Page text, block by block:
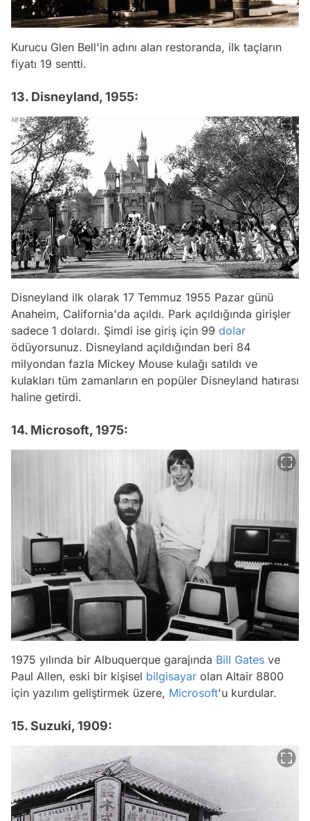
Kurucu Glen Bell'in adını alan restoranda, ilk taçların
fiyatı 19 sentti.
13. Disneyland, 1955:
Disneyland ilk olarak 17 Temmuz 1955 Pazar günü
Anaheim, California'da açıldı. Park açıldığında girişler
sadece 1 dolardı. Şimdi ise giriş için 99 dolar
ödüyorsunuz. Disneyland açıldığından beri 84
milyondan fazla Mickey Mouse kulağı satıldı ve
kulakları tüm zamanların en popüler Disneyland hatırası
haline getirdi.
14. Microsoft, 1975:
1975 yılında bir Albuquerque garajında Bill Gates ve
Paul Allen, eski bir kişisel bilgisayar olan Altair 8800
için yazılım geliştirmek üzere, Microsoft'u kurdular.
15. Suzuki, 1909: